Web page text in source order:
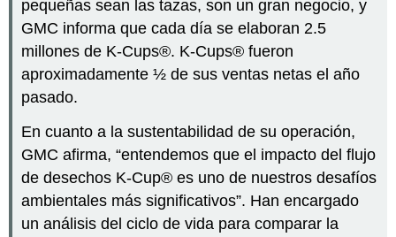
pequeñas sean las tazas, son un gran negocio, y
GMC informa que cada día se elaboran 2.5
millones de K-Cups®. K-Cups® fueron
aproximadamente ½ de sus ventas netas el año
pasado.
En cuanto a la sustentabilidad de su operación,
GMC afirma, “entendemos que el impacto del flujo
de desechos K-Cup® es uno de nuestros desafíos
ambientales más significativos”. Han encargado
un análisis del ciclo de vida para comparar la